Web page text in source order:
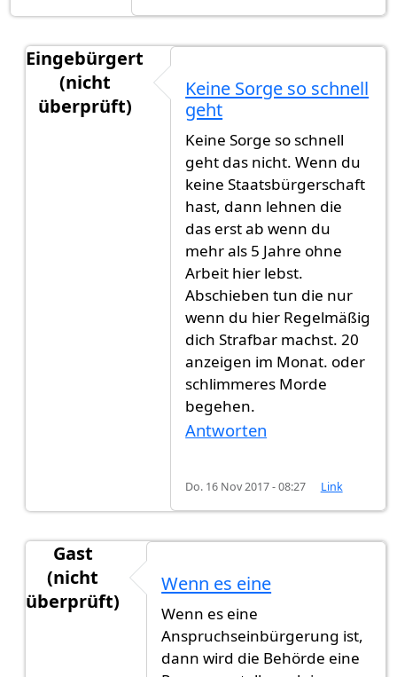
Eingebürgert
(nicht
überprüft)
Keine Sorge so schnell
geht
Keine Sorge so schnell
geht das nicht. Wenn du
keine Staatsbürgerschaft
hast, dann lehnen die
das erst ab wenn du
mehr als 5 Jahre ohne
Arbeit hier lebst.
Abschieben tun die nur
wenn du hier Regelmäßig
dich Strafbar machst. 20
anzeigen im Monat. oder
schlimmeres Morde
begehen.
Antworten
Do. 16 Nov 2017 - 08:27 Link
Gast
(nicht
überprüft)
Hi Ihre Lieben Ich hab frage
Wenn es eine
Wenn es eine
Anspruchseinbürgerung ist,
dann wird die Behörde eine